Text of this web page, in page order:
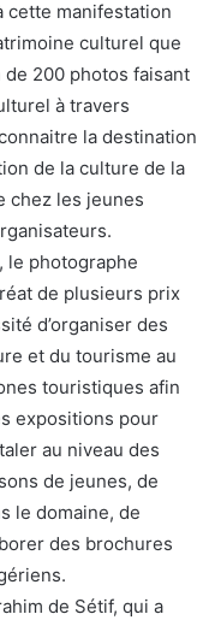
cette manifestation
culturel que
de 200 photos faisant
à travers
la destination
de la culture de la
chez les jeunes
le photographe
de plusieurs prix
d’organiser des
et du tourisme au
touristiques afin
expositions pour
au niveau des
de jeunes, de
le domaine, de
des brochures
de Sétif, qui a